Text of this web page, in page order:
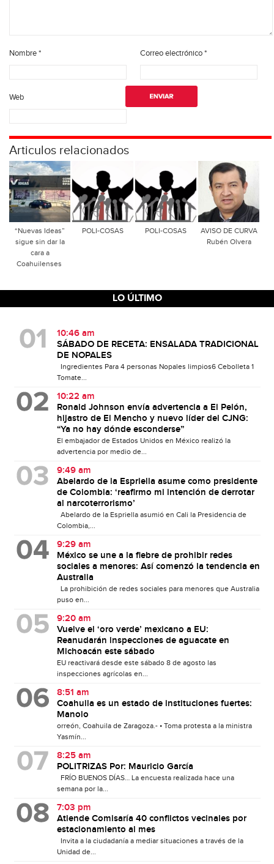
Nombre* Correo electrónico*
Web
Articulos relacionados
“Nuevas Ideas”
sigue sin dar la
cara a
Coahuilenses
POLI-COSAS POLI-COSAS
AVISO DE CURVA
Rubén Olvera
LO ÚLTIMO
10:46 am
SÁBADO DE RECETA: ENSALADA TRADICIONAL
DE NOPALES
Ingredientes Para 4 personas Nopales limpios6 Cebolleta 1
Tomate...
10:22 am
Ronald Johnson envía advertencia a El Pelón,
hijastro de El Mencho y nuevo líder del CJNG:
“Ya no hay dónde esconderse”
El embajador de Estados Unidos en México realizó la
advertencia por medio de...
9:49 am
Abelardo de la Espriella asume como presidente
de Colombia: ‘reafirmo mi intención de derrotar
al narcoterrorismo’
Abelardo de la Espriella asumió en Cali la Presidencia de
Colombia,...
9:29 am
México se une a la fiebre de prohibir redes
sociales a menores: Así comenzó la tendencia en
Australia
La prohibición de redes sociales para menores que Australia
puso en...
9:20 am
Vuelve el ‘oro verde’ mexicano a EU:
Reanudarán inspecciones de aguacate en
Michoacán este sábado
EU reactivará desde este sábado 8 de agosto las
inspecciones agrícolas en...
8:51 am
Coahuila es un estado de instituciones fuertes:
Manolo
orreón, Coahuila de Zaragoza.- • Toma protesta a la ministra
Yasmín...
8:25 am
POLITRIZAS Por: Mauricio García
FRÍO BUENOS DÍAS… La encuesta realizada hace una
semana por la...
7:03 pm
Atiende Comisaría 40 conflictos vecinales por
estacionamiento al mes
Invita a la ciudadanía a mediar situaciones a través de la
Unidad de...